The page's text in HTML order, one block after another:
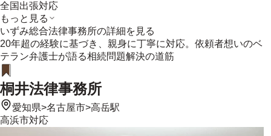
全国出張対応
もっと見る
いずみ総合法律事務所の詳細を見る
20年超の経験に基づき、親身に丁寧に対応。依頼者想いのベ
テラン弁護士が語る相続問題解決の道筋
桐井法律事務所
愛知県>名古屋市>高岳駅
高浜市対応